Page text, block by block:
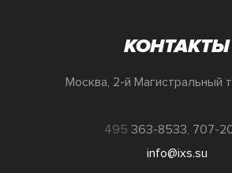
КОНТАКТЫ
Москва, 2-й Магистральный
495 363-8533, 707-
info@ixs.su